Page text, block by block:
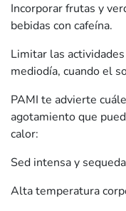
Incorporar frutas y
bebidas con cafeína.
Limitar las
mediodía, cuando el
PAMI te advierte
agotamiento que
calor:
Sed intensa y
Alta temperatura